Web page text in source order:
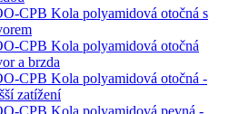
CPB Kola polyamidová otočná s
CPB Kola polyamidová otočná
a brzda
CPB Kola polyamidová otočná -
zatížení
CPB Kola polyamidová pevná -